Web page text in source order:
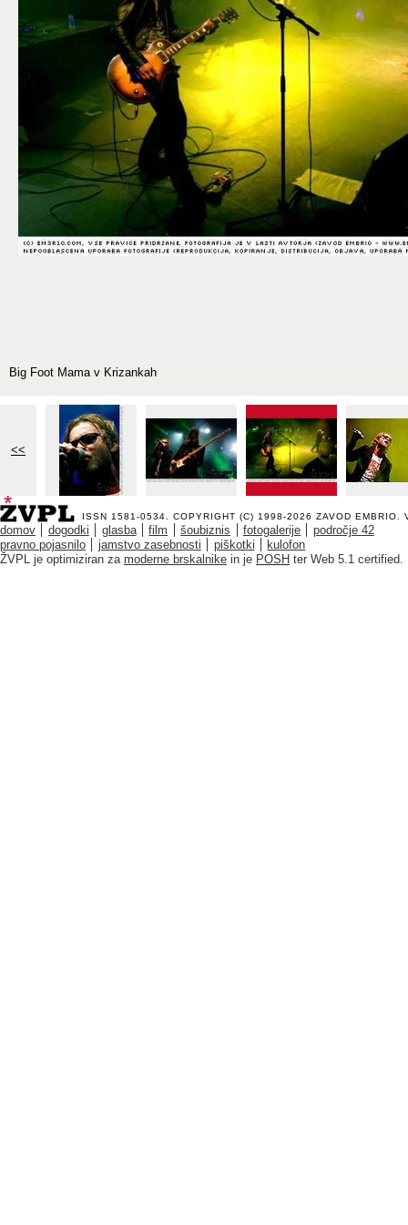
Big Foot Mama v Krizankah
<<
ISSN 1581-0534. COPYRIGHT (C) 1998-2026 ZAVOD EMBRIO .
domov dogodki glasba film šoubiznis fotogalerije
področje 42
pravno pojasnilo
jamstvo zasebnosti piškotki
kulofon
ŽVPL je optimiziran za moderne brskalnike in je POSH ter Web 5.1 certified.